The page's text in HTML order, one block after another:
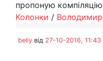
пропоную
Колонки /
beliy від 27-10-2016, 11:43